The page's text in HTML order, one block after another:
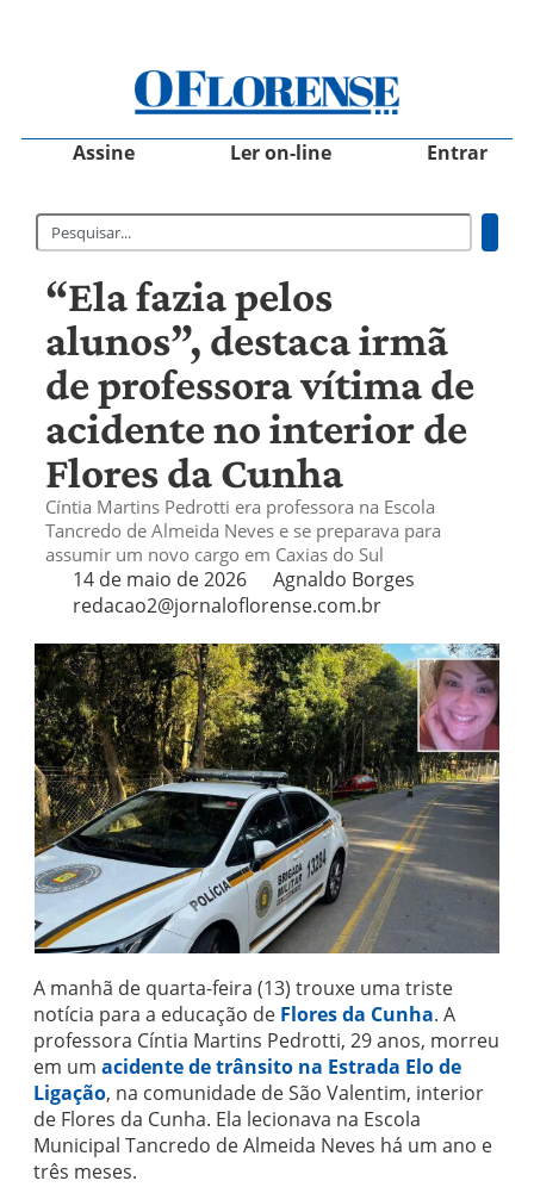
Assine Ler on-line Entrar
“Ela fazia pelos
alunos”, destaca irmã
de professora vítima de
acidente no interior de
Flores da Cunha
Cíntia Martins Pedrotti era professora na Escola
Tancredo de Almeida Neves e se preparava para
assumir um novo cargo em Caxias do Sul
14 de maio de 2026
Agnaldo Borges
redacao2@jornaloflorense.com.br
A manhã de quarta-feira (13) trouxe uma triste
notícia para a educação de Flores da Cunha. A
professora Cíntia Martins Pedrotti, 29 anos, morreu
em um acidente de trânsito na Estrada Elo de
Ligação, na comunidade de São Valentim, interior
de Flores da Cunha. Ela lecionava na Escola
Municipal Tancredo de Almeida Neves há um ano e
três meses.